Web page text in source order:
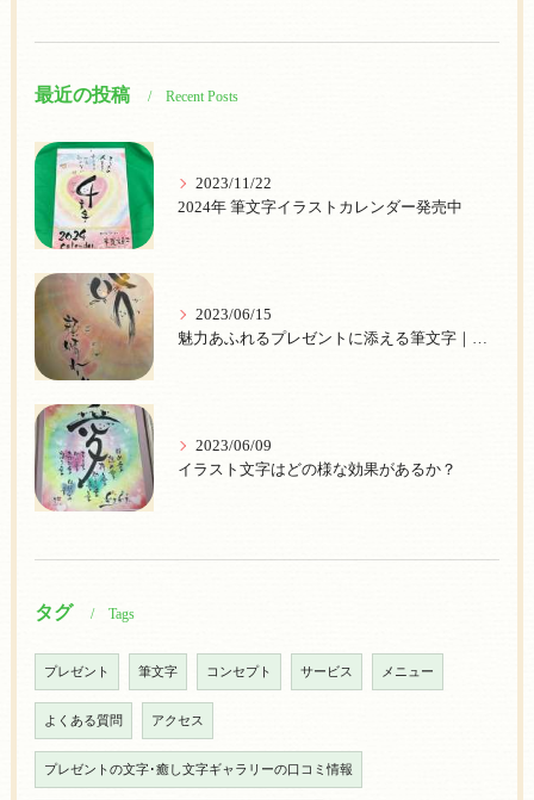
最近の投稿 Recent Posts
2023/11/22
2024年 筆文字イラストカレンダー発売中
2023/06/15
魅力あふれるプレゼントに添える筆文字｜個性的な【プレゼント筆文字】で心を伝えよう
2023/06/09
イラスト文字はどの様な効果があるか？
タグ Tags
プレゼント 筆文字 コンセプト サービス メニュー
よくある質問 アクセス
プレゼントの文字･癒し文字ギャラリーの口コミ情報